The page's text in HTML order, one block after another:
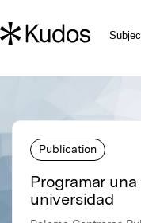
Publication
Programar
universidad